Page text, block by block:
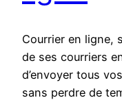
Courrier en ligne,
de ses courriers
d’envoyer tous
sans perdre de